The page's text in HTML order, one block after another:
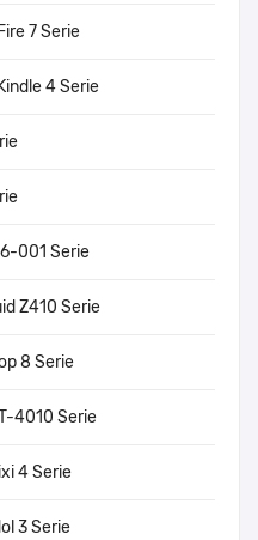
7 Serie
4 Serie
001 Serie
Z410 Serie
8 Serie
4010 Serie
4 Serie
3 Serie